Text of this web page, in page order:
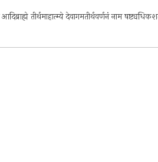
तीर्थमाहात्म्ये देवागमतीर्थवर्णनं नाम